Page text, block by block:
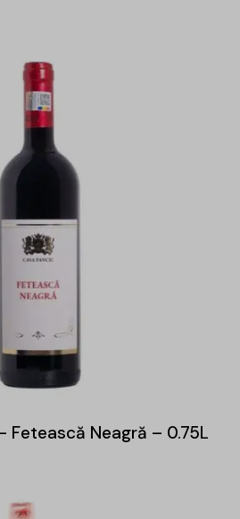
Fetească Neagră – 0.75L